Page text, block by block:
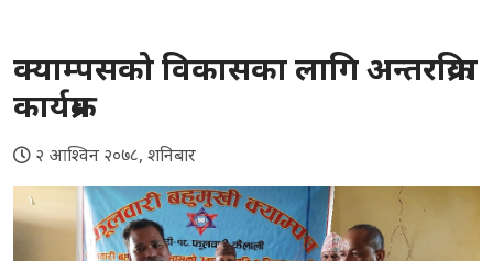
क्याम्पसको विकासका लागि अन्तरक्रिया
कार्यक्रम
२ आश्विन २०७८, शनिबार